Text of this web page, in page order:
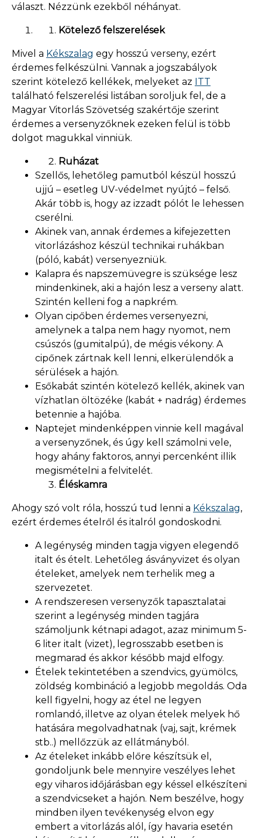
választ. Nézzünk ezekből néhányat.
Kötelező felszerelések
Mivel a Kékszalag egy hosszú verseny, ezért
érdemes felkészülni. Vannak a jogszabályok
szerint kötelező kellékek, melyeket az ITT
található felszerelési listában soroljuk fel, de a
Magyar Vitorlás Szövetség szakértője szerint
érdemes a versenyzőknek ezeken felül is több
dolgot magukkal vinniük.
Ruházat
Szellős, lehetőleg pamutból készül hosszú
ujjú – esetleg UV-védelmet nyújtó – felső.
Akár több is, hogy az izzadt pólót le lehessen
cserélni.
Akinek van, annak érdemes a kifejezetten
vitorlázáshoz készül technikai ruhákban
(póló, kabát) versenyezniük.
Kalapra és napszemüvegre is szüksége lesz
mindenkinek, aki a hajón lesz a verseny alatt.
Szintén kelleni fog a napkrém.
Olyan cipőben érdemes versenyezni,
amelynek a talpa nem hagy nyomot, nem
csúszós (gumitalpú), de mégis vékony. A
cipőnek zártnak kell lenni, elkerülendők a
sérülések a hajón.
Esőkabát szintén kötelező kellék, akinek van
vízhatlan öltözéke (kabát + nadrág) érdemes
betennie a hajóba.
Naptejet mindenképpen vinnie kell magával
a versenyzőnek, és úgy kell számolni vele,
hogy ahány faktoros, annyi percenként illik
megismételni a felvitelét.
Éléskamra
Ahogy szó volt róla, hosszú tud lenni a Kékszalag,
ezért érdemes ételről és italról gondoskodni.
A legénység minden tagja vigyen elegendő
italt és ételt. Lehetőleg ásványvizet és olyan
ételeket, amelyek nem terhelik meg a
szervezetet.
A rendszeresen versenyzők tapasztalatai
szerint a legénység minden tagjára
számoljunk kétnapi adagot, azaz minimum 5-
6 liter italt (vizet), legrosszabb esetben is
megmarad és akkor később majd elfogy.
Ételek tekintetében a szendvics, gyümölcs,
zöldség kombináció a legjobb megoldás. Oda
kell figyelni, hogy az étel ne legyen
romlandó, illetve az olyan ételek melyek hő
hatására megolvadhatnak (vaj, sajt, krémek
stb..) mellőzzük az ellátmányból.
Az ételeket inkább előre készítsük el,
gondoljunk bele mennyire veszélyes lehet
egy viharos időjárásban egy késsel elkészíteni
a szendvicseket a hajón. Nem beszélve, hogy
mindben ilyen tevékenység elvon egy
embert a vitorlázás alól, így havaria esetén